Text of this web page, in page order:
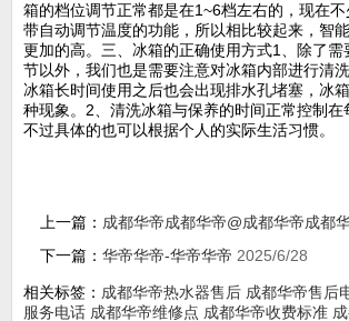
箱的档位调节正常都是在1~6档左右的，现在
带自动调节温度的功能，所以相比较起来，智
更加的高。三、冰箱的正确使用方式1、除了需
节以外，我们也是需要注意对冰箱内部进行清
冰箱长时间使用之后也会出现排水孔堵塞，冰
种现象。2、清洗冰箱与保养的时间正常控制在
不过具体的也可以根据个人的实际生活习惯。
上一篇： 成都华帝成都华帝@成都华帝成都
下一篇： 华帝华帝-华帝华帝 2025/6/28
相关标签： 成都华帝热水器售后 成都华帝售后
服务电话 成都华帝维修点 成都华帝收费标准